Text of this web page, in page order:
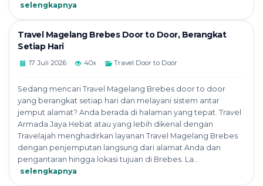
selengkapnya
Travel Magelang Brebes Door to Door, Berangkat
Setiap Hari
17 Juli 2026 40x Travel Door to Door
Sedang mencari Travel Magelang Brebes door to door
yang berangkat setiap hari dan melayani sistem antar
jemput alamat? Anda berada di halaman yang tepat. Travel
Armada Jaya Hebat atau yang lebih dikenal dengan
Travelajah menghadirkan layanan Travel Magelang Brebes
dengan penjemputan langsung dari alamat Anda dan
pengantaran hingga lokasi tujuan di Brebes. La...
selengkapnya